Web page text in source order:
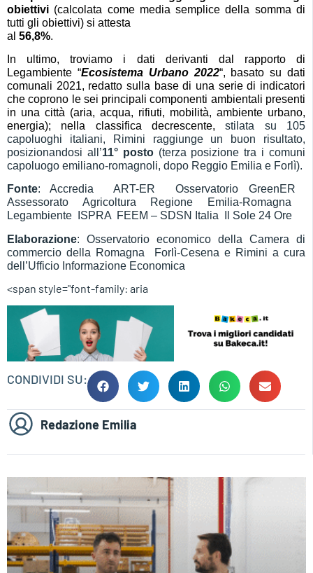
obiettivi (calcolata come media semplice della somma di
tutti gli obiettivi) si attesta
al 56,8%.
In ultimo, troviamo i dati derivanti dal rapporto di
Legambiente “Ecosistema Urbano 2022“, basato su dati
comunali 2021, redatto sulla base di una serie di indicatori
che coprono le sei principali componenti ambientali presenti
in una città (aria, acqua, rifiuti, mobilità, ambiente urbano,
energia); nella classifica decrescente,stilata su 105
capoluoghi italiani, Rimini raggiunge un buon risultato,
posizionandosi all’11° posto (terza posizione tra i comuni
capoluogo emiliano-romagnoli, dopo Reggio Emilia e Forlì).
Fonte: Accredia  ART-ER  Osservatorio GreenER 
Assessorato Agricoltura Regione Emilia-Romagna 
Legambiente  ISPRA  FEEM – SDSN Italia  Il Sole 24 Ore
Elaborazione: Osservatorio economico della Camera di
commercio della Romagna  Forlì-Cesena e Rimini a cura
dell’Ufficio Informazione Economica
<span style="font-family: aria
CONDIVIDI SU:
Redazione Emilia